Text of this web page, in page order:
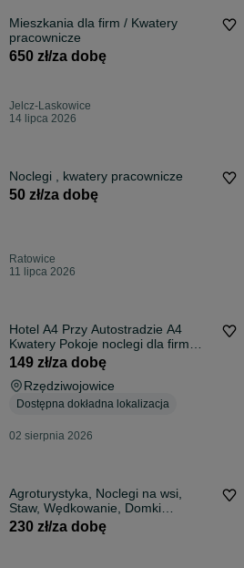
Mieszkania dla firm / Kwatery
pracownicze
650 zł/za dobę
Jelcz-Laskowice
14 lipca 2026
Noclegi , kwatery pracownicze
50 zł/za dobę
Ratowice
11 lipca 2026
Hotel A4 Przy Autostradzie A4
Kwatery Pokoje noclegi dla firm
24/7
149 zł/za dobę
Rzędziwojowice
Dostępna dokładna lokalizacja
02 sierpnia 2026
Agroturystyka, Noclegi na wsi,
Staw, Wędkowanie, Domki
letniskowe
230 zł/za dobę